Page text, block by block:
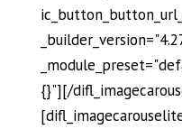
{}"][/